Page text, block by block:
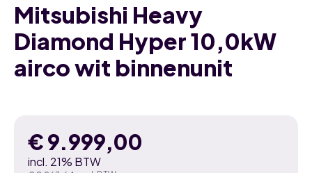
Mitsubishi Heavy
Diamond Hyper 10,0kW
airco wit binnenunit
€9.999,00
incl. 21% BTW